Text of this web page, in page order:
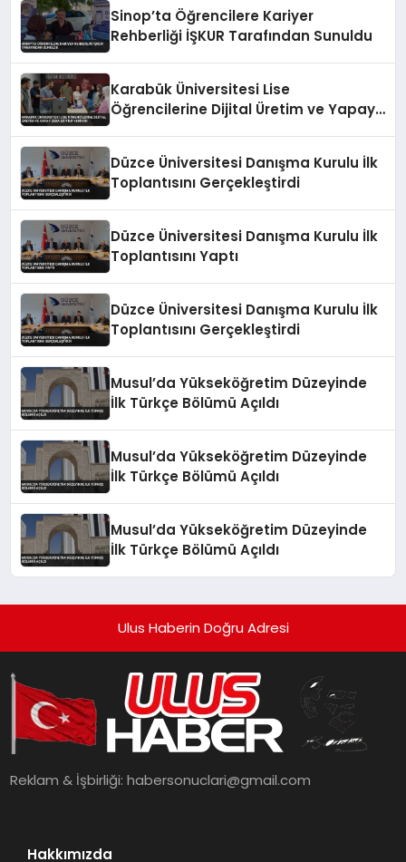
Sinop’ta Öğrencilere Kariyer
Rehberliği İŞKUR Tarafından Sunuldu
Karabük Üniversitesi Lise
Öğrencilerine Dijital Üretim ve Yapay
Düzce Üniversitesi Danışma Kurulu İlk
Toplantısını Gerçekleştirdi
Düzce Üniversitesi Danışma Kurulu İlk
Toplantısını Yaptı
Düzce Üniversitesi Danışma Kurulu İlk
Toplantısını Gerçekleştirdi
Musul’da Yükseköğretim Düzeyinde
İlk Türkçe Bölümü Açıldı
Musul’da Yükseköğretim Düzeyinde
İlk Türkçe Bölümü Açıldı
Musul’da Yükseköğretim Düzeyinde
İlk Türkçe Bölümü Açıldı
Ulus Haberin Doğru Adresi
Reklam & İşbirliği:habersonuclari@gmail.com
Hakkımızda